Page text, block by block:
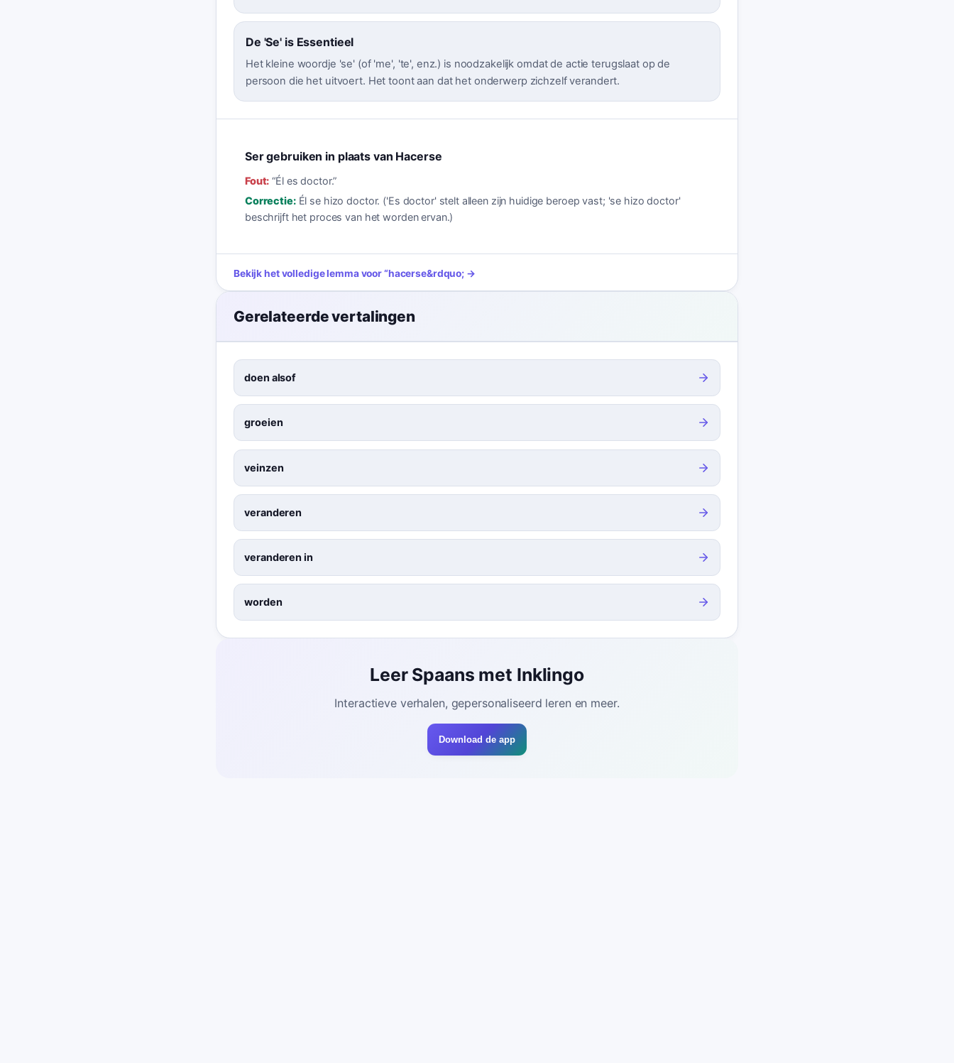
De 'Se' is Essentieel
Het kleine woordje 'se' (of 'me', 'te', enz.) is noodzakelijk omdat de actie terugslaat op de
persoon die het uitvoert. Het toont aan dat het onderwerp zichzelf verandert.
Ser gebruiken in plaats van Hacerse
Fout: “Él es doctor.”
Correctie: Él se hizo doctor. ('Es doctor' stelt alleen zijn huidige beroep vast; 'se hizo doctor'
beschrijft het proces van het worden ervan.)
Bekijk het volledige lemma voor“hacerse&rdquo; →
Gerelateerde vertalingen
doen alsof
groeien
veinzen
veranderen
veranderen in
worden
Leer Spaans met Inklingo
Interactieve verhalen, gepersonaliseerd leren en meer.
Download de app